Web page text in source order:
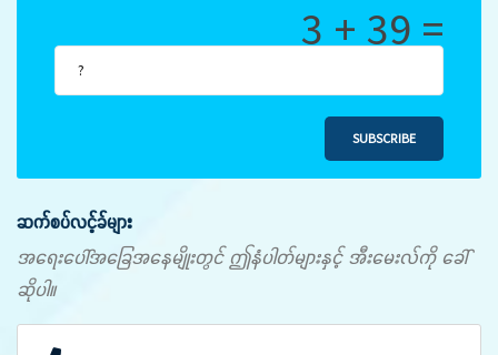
3 + 39 =
SUBSCRIBE
ဆက်စပ်လင့်ခ်များ
အရေးပေါ်အခြေအနေမျိုးတွင် ဤနံပါတ်များနှင့် အီးမေးလ်ကို ခေါ်
ဆိုပါ။